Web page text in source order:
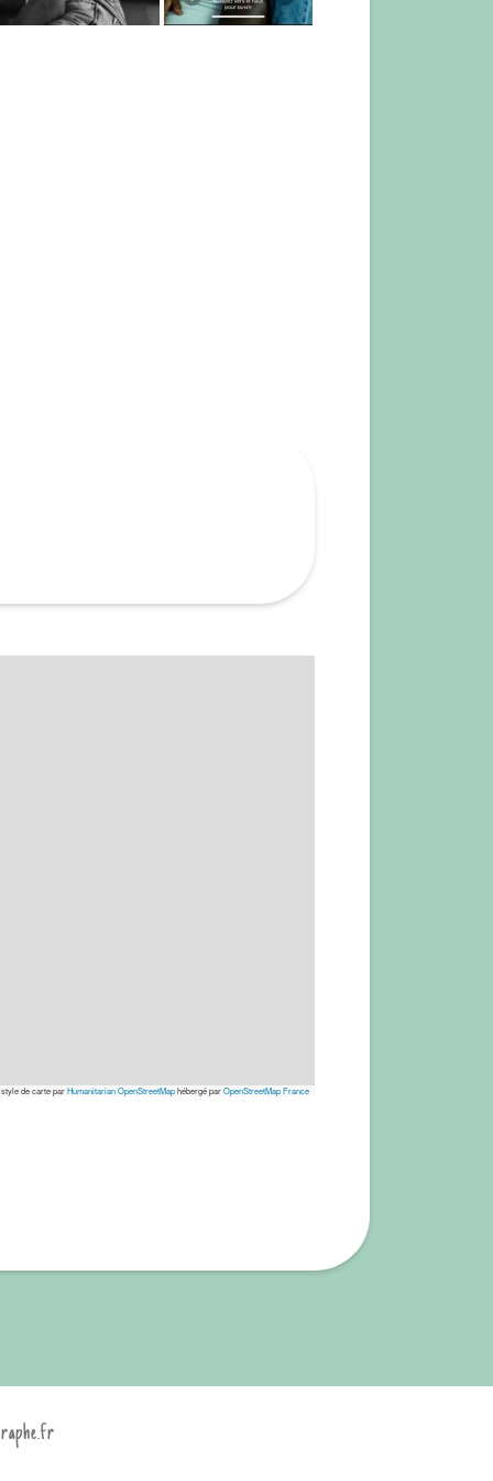
de carte parHumanitarian OpenStreetMaphébergé parOpenStreetMap France